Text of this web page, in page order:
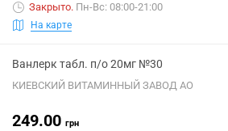
Закрыто. Пн-Вс: 08:00-21:00
На карте
Ванлерк табл. п/о 20мг №30
КИЕВСКИЙ ВИТАМИННЫЙ ЗАВОД АО
249.00 грн